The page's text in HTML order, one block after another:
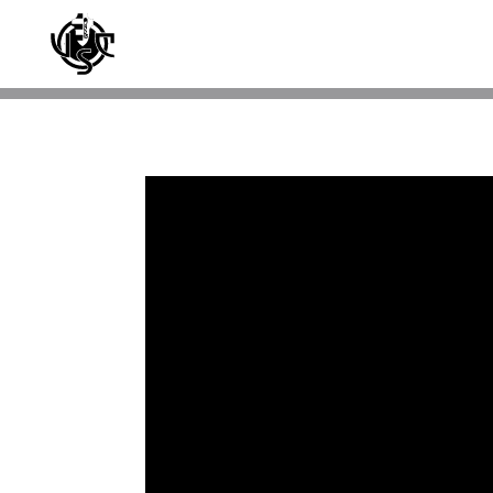
Skip to main content